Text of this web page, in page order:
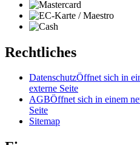
Rechtliches
DatenschutzÖffnet sich in
externe Seite
AGBÖffnet sich in einem
Seite
Sitemap